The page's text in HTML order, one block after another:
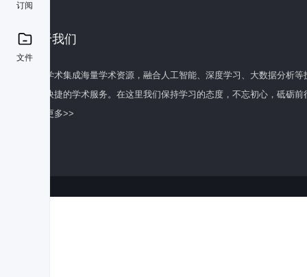
订阅
文件
关于我们
百度学术集成海量学术资源，融合人工智能、深度学习、大数据分析
全面快捷的学术服务。在这里我们保持学习的态度，不忘初心，砥砺前
了解更多>>